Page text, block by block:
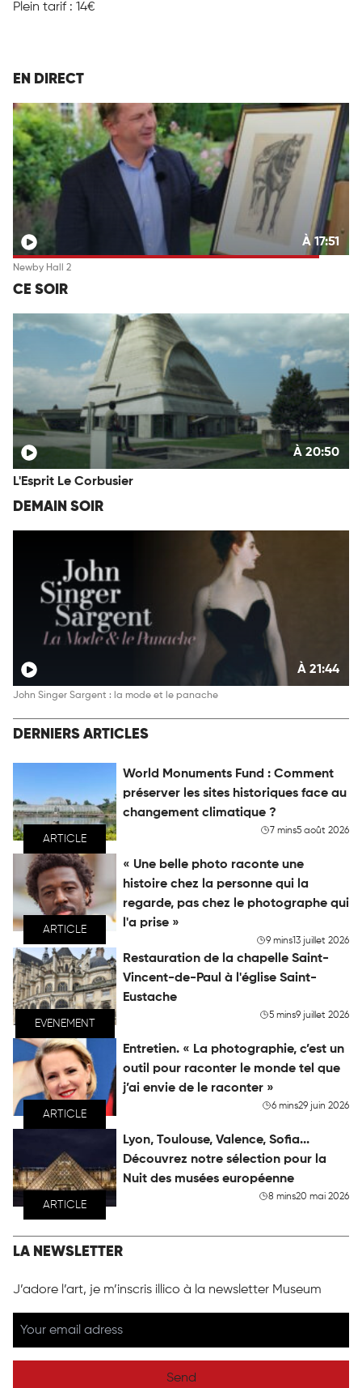
Plein tarif : 14€
EN DIRECT
À 17:51
Newby Hall 2
CE SOIR
À 20:50
L'Esprit Le Corbusier
DEMAIN SOIR
À 21:44
John Singer Sargent : la mode et le panache
DERNIERS ARTICLES
ARTICLE
World Monuments Fund : Comment
préserver les sites historiques face au
changement climatique ?
7 mins5 août 2026
ARTICLE
« Une belle photo raconte une
histoire chez la personne qui la
regarde, pas chez le photographe qui
l'a prise »
9 mins13 juillet 2026
EVENEMENT
Restauration de la chapelle Saint-
Vincent-de-Paul à l'église Saint-
Eustache
5 mins9 juillet 2026
ARTICLE
Entretien. « La photographie, c’est un
outil pour raconter le monde tel que
j’ai envie de le raconter »
6 mins29 juin 2026
ARTICLE
Lyon, Toulouse, Valence, Sofia...
Découvrez notre sélection pour la
Nuit des musées européenne
8 mins20 mai 2026
LA NEWSLETTER
J’adore l’art, je m’inscris illico à la newsletter Museum
Send